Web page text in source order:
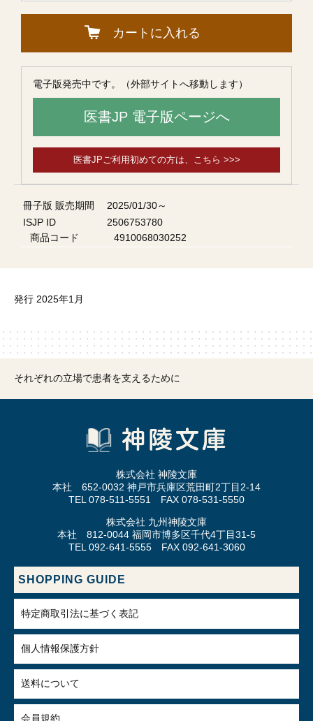
カートに入れる
電子版発売中です。（外部サイトへ移動します）
医書JP 電子版ページへ
医書JPご利用初めての方は、こちら >>>
冊子版 販売期間
2025/01/30～
ISJP ID
2506753780
商品コード
4910068030252
発行 2025年1月
それぞれの立場で患者を支えるために
株式会社 神陵文庫
本社 652-0032 神戸市兵庫区荒田町2丁目2-14
TEL 078-511-5551 FAX 078-531-5550
株式会社 九州神陵文庫
本社 812-0044 福岡市博多区千代4丁目31-5
TEL 092-641-5555 FAX 092-641-3060
SHOPPING GUIDE
特定商取引法に基づく表記
個人情報保護方針
送料について
会員規約